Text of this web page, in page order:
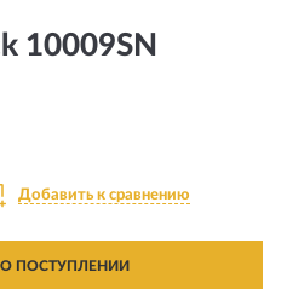
10009SN
Добавить к сравнению
ПОСТУПЛЕНИИ